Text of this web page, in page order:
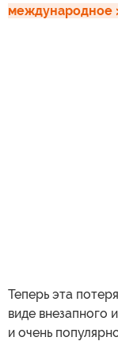
международное
Теперь эта
виде внезапного
и очень